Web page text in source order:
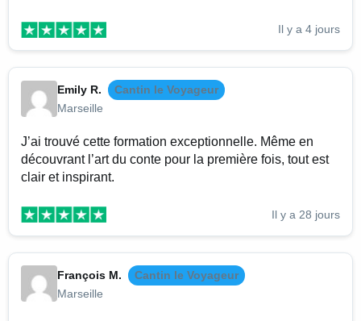
Il y a 4 jours
Emily R.
Cantin le Voyageur
Marseille
J’ai trouvé cette formation exceptionnelle. Même en
découvrant l’art du conte pour la première fois, tout est
clair et inspirant.
Il y a 28 jours
François M.
Cantin le Voyageur
Marseille